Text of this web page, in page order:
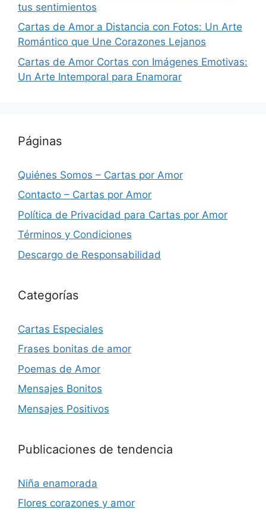
tus sentimientos
Cartas de Amor a Distancia con Fotos: Un Arte
Romántico que Une Corazones Lejanos
Cartas de Amor Cortas con Imágenes Emotivas:
Un Arte Intemporal para Enamorar
Páginas
Quiénes Somos – Cartas por Amor
Contacto – Cartas por Amor
Política de Privacidad para Cartas por Amor
Términos y Condiciones
Descargo de Responsabilidad
Categorías
Cartas Especiales
Frases bonitas de amor
Poemas de Amor
Mensajes Bonitos
Mensajes Positivos
Publicaciones de tendencia
Niña enamorada
Flores corazones y amor